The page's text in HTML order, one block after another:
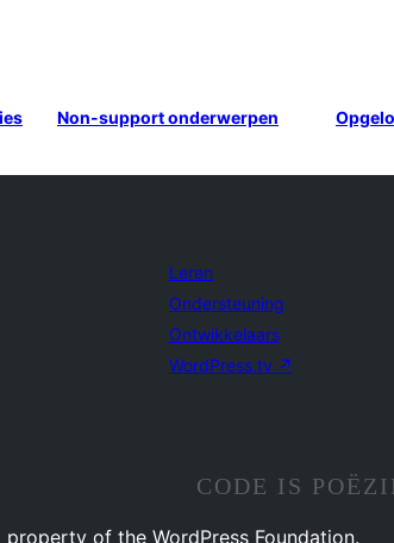
Non-support onderwerpen
Leren
Ondersteuning
Ontwikkelaars
WordPress.tv ↗
CODE IS
of the WordPress Foundation.